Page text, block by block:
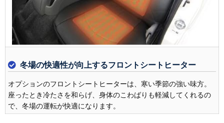
冬場の快適性が向上するフロントシートヒーター
オプションのフロントシートヒーターは、寒い季節の強い味方。
座ったとき冷たさを和らげ、身体のこわばりも軽減してくれるの
で、冬場の運転が快適になります。